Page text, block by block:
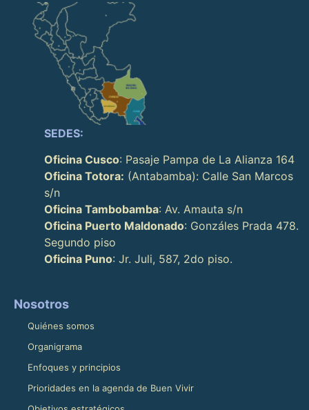
SEDES:
Oficina Cusco: Pasaje Pampa de La Alianza 164
Oficina Totora: (Antabamba): Calle San Marcos
s/n
Oficina Tambobamba: Av. Amauta s/n
Oficina Puerto Maldonado: Gonzáles Prada 478.
Segundo piso
Oficina Puno: Jr. Juli, 587, 2do piso.
Nosotros
Quiénes somos
Organigrama
Enfoques y principios
Prioridades en la agenda de Buen Vivir